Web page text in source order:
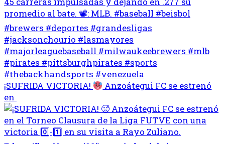
¡SUFRIDA VICTORIA!
Anzoátegui FC se estrenó
en